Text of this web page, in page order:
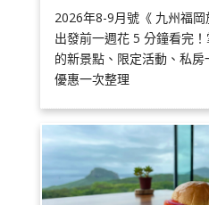
2026年8-9月號《 九州福岡
出發前一週花 5 分鐘看完
的新景點、限定活動、私房
優惠一次整理